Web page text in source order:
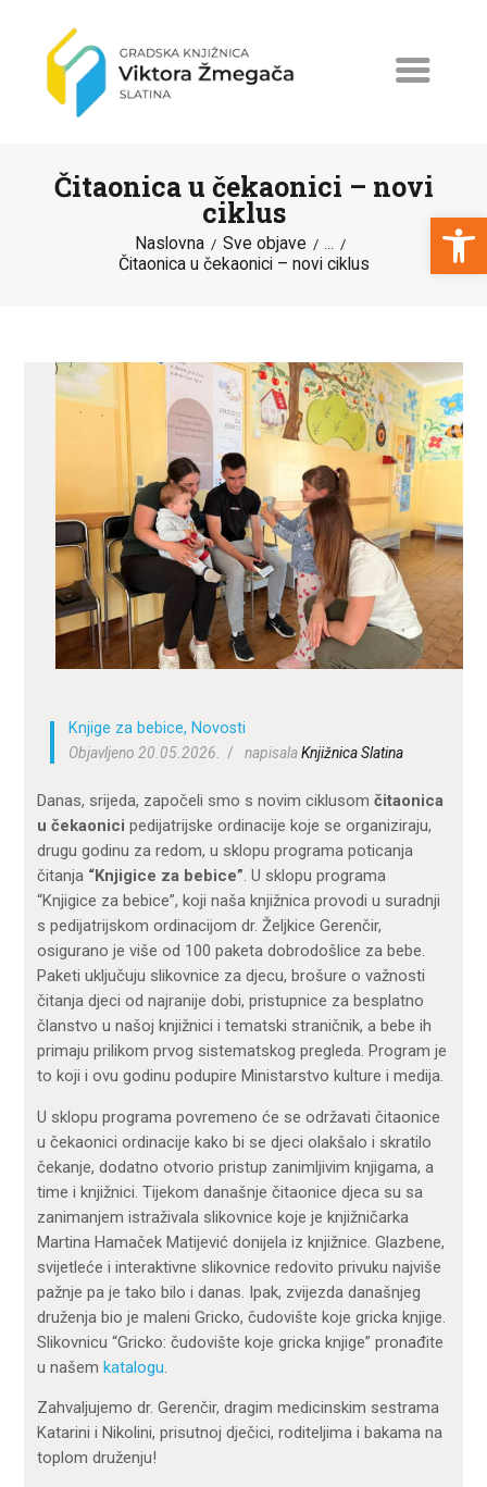
Open toolbar
Čitaonica u čekaonici – novi
ciklus
Naslovna Sve objave ...
Čitaonica u čekaonici – novi ciklus
NASLOVNA
PROGRAMI I PROJEKTI
KATALOG
O KNJIŽNICI
ZA KORISNIKE
ODJELI
DOKUMENTI
KONTAKT
Knjige za bebice, Novosti
Objavljeno 20.05.2026.
napisalaKnjižnica Slatina
Danas, srijeda, započeli smo s novim ciklusomčitaonica
u čekaonici pedijatrijske ordinacije koje se organiziraju,
drugu godinu za redom, u sklopu programa poticanja
čitanja “Knjigice za bebice”. U sklopu programa
“Knjigice za bebice”, koji naša knjižnica provodi u suradnji
s pedijatrijskom ordinacijom dr. Željkice Gerenčir,
osigurano je više od 100 paketa dobrodošlice za bebe.
Paketi uključuju slikovnice za djecu, brošure o važnosti
čitanja djeci od najranije dobi, pristupnice za besplatno
članstvo u našoj knjižnici i tematski straničnik, a bebe ih
primaju prilikom prvog sistematskog pregleda. Program je
to koji i ovu godinu podupire Ministarstvo kulture i medija.
U sklopu programa povremeno će se održavati čitaonice
u čekaonici ordinacije kako bi se djeci olakšalo i skratilo
čekanje, dodatno otvorio pristup zanimljivim knjigama, a
time i knjižnici. Tijekom današnje čitaonice djeca su sa
zanimanjem istraživala slikovnice koje je knjižničarka
Martina Hamaček Matijević donijela iz knjižnice. Glazbene,
svijetleće i interaktivne slikovnice redovito privuku najviše
pažnje pa je tako bilo i danas. Ipak, zvijezda današnjeg
druženja bio je maleni Gricko, čudovište koje gricka knjige.
Slikovnicu “Gricko: čudovište koje gricka knjige” pronađite
u našemkatalogu
Zahvaljujemo dr. Gerenčir, dragim medicinskim sestrama
Katarini i Nikolini, prisutnoj dječici, roditeljima i bakama na
toplom druženju!